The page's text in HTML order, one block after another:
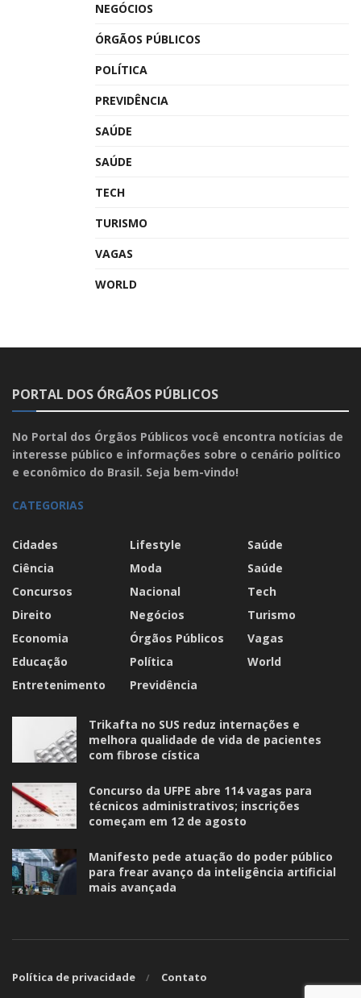
NEGÓCIOS
ÓRGÃOS PÚBLICOS
POLÍTICA
PREVIDÊNCIA
SAÚDE
SAÚDE
TECH
TURISMO
VAGAS
WORLD
PORTAL DOS ÓRGÃOS PÚBLICOS
No Portal dos Órgãos Públicos você encontra notícias de
interesse público e informações sobre o cenário político
e econômico do Brasil. Seja bem-vindo!
CATEGORIAS
Cidades
Ciência
Concursos
Direito
Economia
Educação
Entretenimento
Lifestyle
Moda
Nacional
Negócios
Órgãos Públicos
Política
Previdência
Saúde
Saúde
Tech
Turismo
Vagas
World
Trikafta no SUS reduz internações e
melhora qualidade de vida de pacientes
com fibrose cística
Concurso da UFPE abre 114 vagas para
técnicos administrativos; inscrições
começam em 12 de agosto
Manifesto pede atuação do poder público
para frear avanço da inteligência artificial
mais avançada
Política de privacidade Contato